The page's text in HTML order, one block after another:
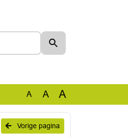
A A A
Vorige pagina